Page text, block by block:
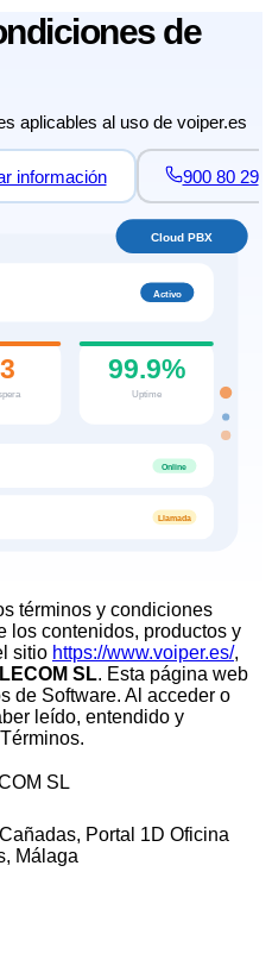
de
aplicables al uso de voiper.es
información
900 80 29
Activo
99.9%
Uptime
Online
Llamada
Cloud PBX
términos y condiciones
los contenidos, productos y
sitio https://www.voiper.es/,
SL. Esta página web
de Software. Al acceder o
leído, entendido y
SL
Portal 1D Oficina
Málaga